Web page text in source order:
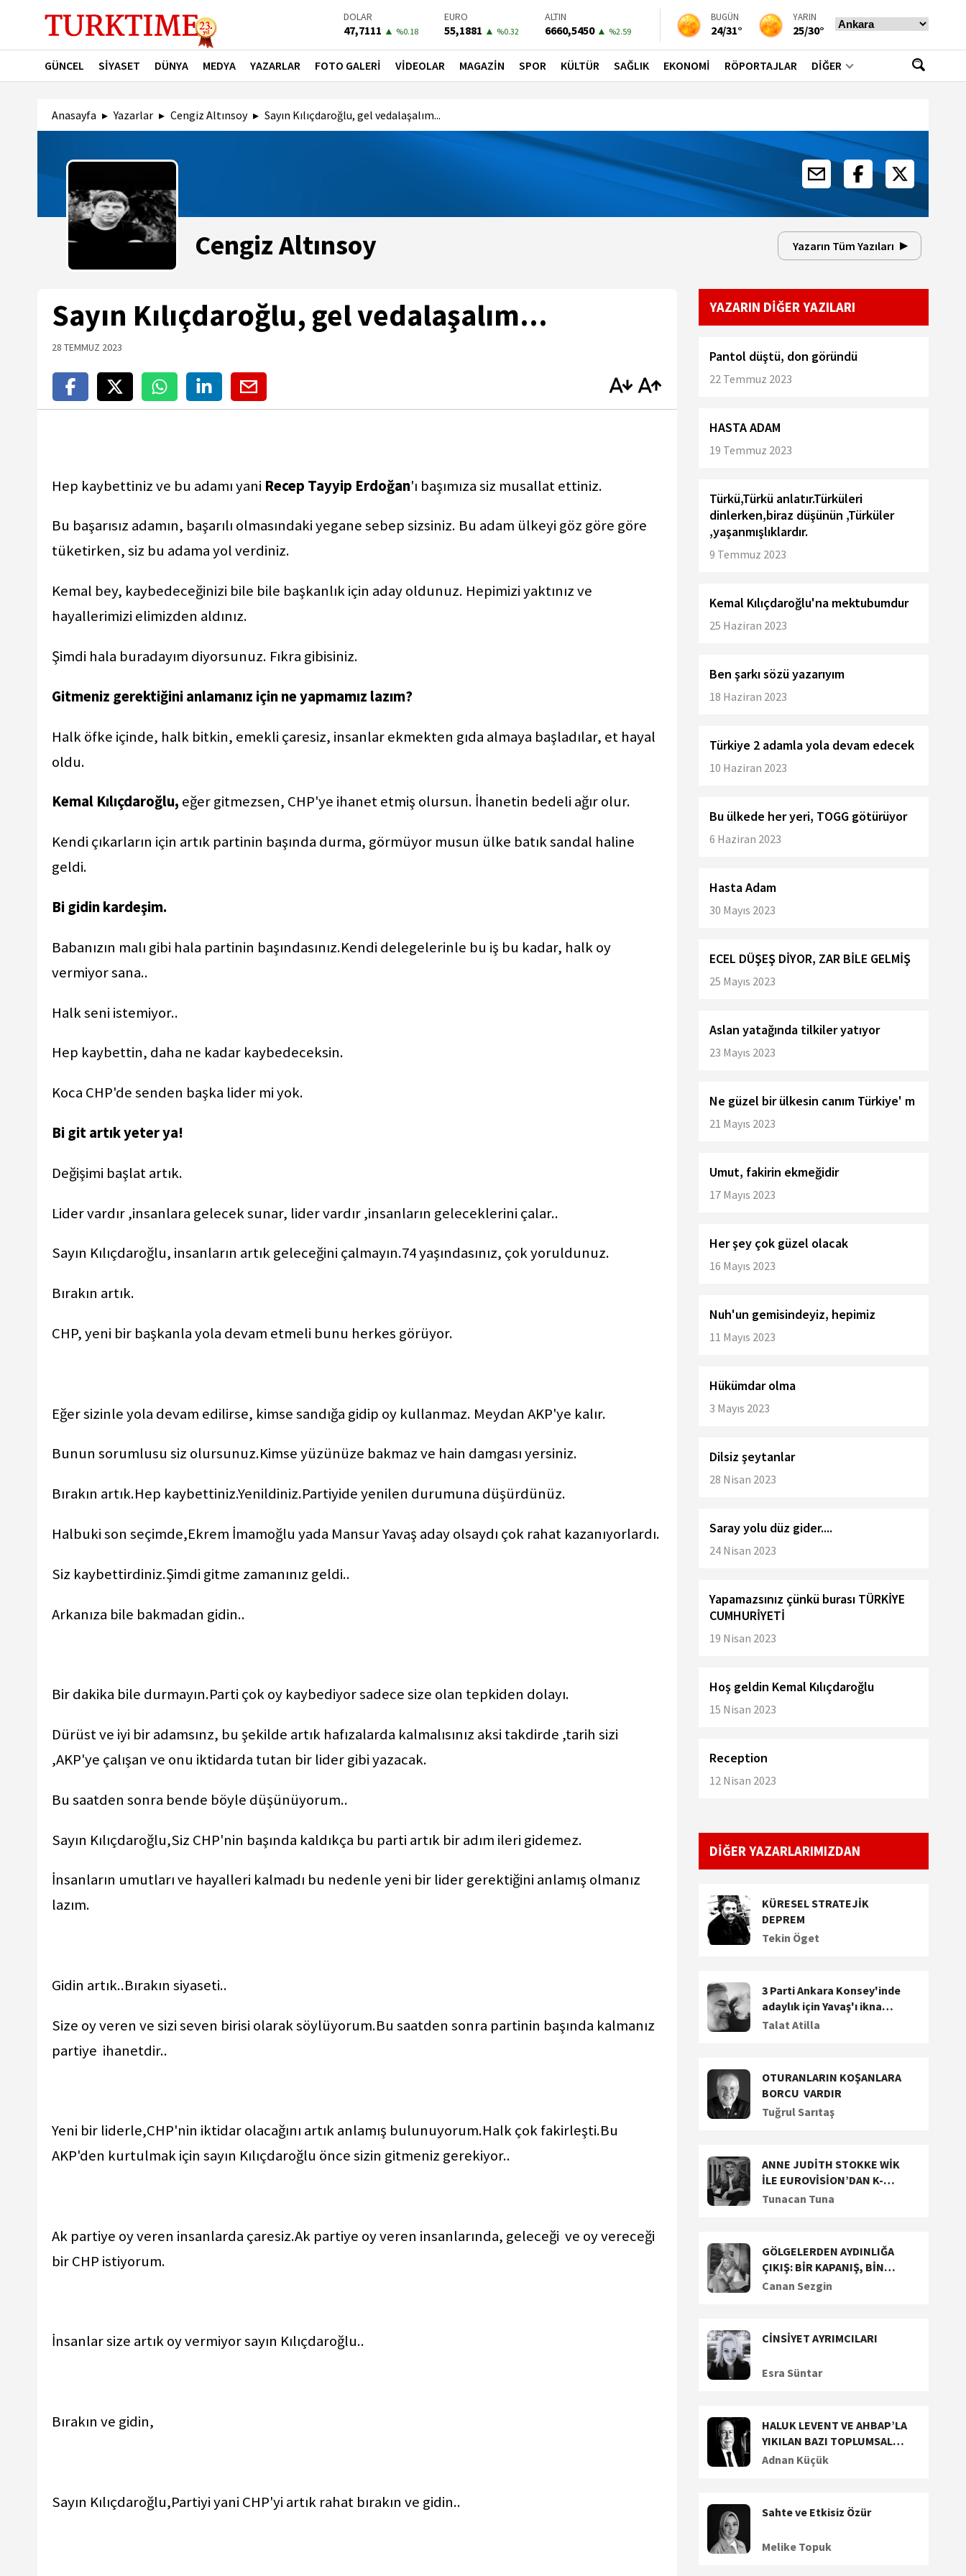
DOLAR
47,7111 ▲ %0.18
EURO
55,1881 ▲ %0.32
ALTIN
6660,5450 ▲ %2.59
BIST-100
13779,39 ▼ %-0.14
PETROL
81,4900▼ %-1.56
BONO
41,3000 ▼ %-0.55
BUGÜN
24/31°
YARIN
25/30°
GÜNCEL SİYASET DÜNYA MEDYA YAZARLAR FOTO GALERİ VİDEOLAR MAGAZİN SPOR KÜLTÜR SAĞLIK EKONOMİ RÖPORTAJLAR DİĞER
Anasayfa Yazarlar Cengiz Altınsoy Sayın Kılıçdaroğlu, gel vedalaşalım...
Cengiz Altınsoy Yazarın Tüm Yazıları
Sayın Kılıçdaroğlu, gel vedalaşalım...
28 TEMMUZ 2023
Hep kaybettiniz ve bu adamı yani Recep Tayyip Erdoğan'ı başımıza siz musallat ettiniz.
Bu başarısız adamın, başarılı olmasındaki yegane sebep sizsiniz. Bu adam ülkeyi göz göre göre
tüketirken, siz bu adama yol verdiniz.
Kemal bey, kaybedeceğinizi bile bile başkanlık için aday oldunuz. Hepimizi yaktınız ve
hayallerimizi elimizden aldınız.
Şimdi hala buradayım diyorsunuz. Fıkra gibisiniz.
Gitmeniz gerektiğini anlamanız için ne yapmamız lazım?
Halk öfke içinde, halk bitkin, emekli çaresiz, insanlar ekmekten gıda almaya başladılar, et hayal
oldu.
Kemal Kılıçdaroğlu, eğer gitmezsen, CHP'ye ihanet etmiş olursun. İhanetin bedeli ağır olur.
Kendi çıkarların için artık partinin başında durma, görmüyor musun ülke batık sandal haline
geldi.
Bi gidin kardeşim.
Babanızın malı gibi hala partinin başındasınız.Kendi delegelerinle bu iş bu kadar, halk oy
vermiyor sana..
Halk seni istemiyor..
Hep kaybettin, daha ne kadar kaybedeceksin.
Koca CHP'de senden başka lider mi yok.
Bi git artık yeter ya!
Değişimi başlat artık.
Lider vardır ,insanlara gelecek sunar, lider vardır ,insanların geleceklerini çalar..
Sayın Kılıçdaroğlu, insanların artık geleceğini çalmayın.74 yaşındasınız, çok yoruldunuz.
Bırakın artık.
CHP, yeni bir başkanla yola devam etmeli bunu herkes görüyor.
Eğer sizinle yola devam edilirse, kimse sandığa gidip oy kullanmaz. Meydan AKP'ye kalır.
Bunun sorumlusu siz olursunuz.Kimse yüzünüze bakmaz ve hain damgası yersiniz.
Bırakın artık.Hep kaybettiniz.Yenildiniz.Partiyide yenilen durumuna düşürdünüz.
Halbuki son seçimde,Ekrem İmamoğlu yada Mansur Yavaş aday olsaydı çok rahat kazanıyorlardı.
Siz kaybettirdiniz.Şimdi gitme zamanınız geldi..
Arkanıza bile bakmadan gidin..
Bir dakika bile durmayın.Parti çok oy kaybediyor sadece size olan tepkiden dolayı.
Dürüst ve iyi bir adamsınz, bu şekilde artık hafızalarda kalmalısınız aksi takdirde ,tarih sizi
,AKP'ye çalışan ve onu iktidarda tutan bir lider gibi yazacak.
Bu saatden sonra bende böyle düşünüyorum..
Sayın Kılıçdaroğlu,Siz CHP'nin başında kaldıkça bu parti artık bir adım ileri gidemez.
İnsanların umutları ve hayalleri kalmadı bu nedenle yeni bir lider gerektiğini anlamış olmanız
lazım.
Gidin artık..Bırakın siyaseti..
Size oy veren ve sizi seven birisi olarak söylüyorum.Bu saatden sonra partinin başında kalmanız
partiye ihanetdir..
Yeni bir liderle,CHP'nin iktidar olacağını artık anlamış bulunuyorum.Halk çok fakirleşti.Bu
AKP'den kurtulmak için sayın Kılıçdaroğlu önce sizin gitmeniz gerekiyor..
Ak partiye oy veren insanlarda çaresiz.Ak partiye oy veren insanlarında, geleceği ve oy vereceği
bir CHP istiyorum.
İnsanlar size artık oy vermiyor sayın Kılıçdaroğlu..
Bırakın ve gidin,
Sayın Kılıçdaroğlu,Partiyi yani CHP'yi artık rahat bırakın ve gidin..
YAZARIN DİĞER YAZILARI
Pantol düştü, don göründü
22 Temmuz 2023
HASTA ADAM
19 Temmuz 2023
Türkü,Türkü anlatır.Türküleri
dinlerken,biraz düşünün ,Türküler
,yaşanmışlıklardır.
9 Temmuz 2023
Kemal Kılıçdaroğlu'na mektubumdur
25 Haziran 2023
Ben şarkı sözü yazarıyım
18 Haziran 2023
Türkiye 2 adamla yola devam edecek
10 Haziran 2023
Bu ülkede her yeri, TOGG götürüyor
6 Haziran 2023
Hasta Adam
30 Mayıs 2023
ECEL DÜŞEŞ DİYOR, ZAR BİLE GELMİŞ
25 Mayıs 2023
Aslan yatağında tilkiler yatıyor
23 Mayıs 2023
Ne güzel bir ülkesin canım Türkiye' m
21 Mayıs 2023
Umut, fakirin ekmeğidir
17 Mayıs 2023
Her şey çok güzel olacak
16 Mayıs 2023
Nuh'un gemisindeyiz, hepimiz
11 Mayıs 2023
Hükümdar olma
3 Mayıs 2023
Dilsiz şeytanlar
28 Nisan 2023
Saray yolu düz gider....
24 Nisan 2023
Yapamazsınız çünkü burası TÜRKİYE
CUMHURİYETİ
19 Nisan 2023
Hoş geldin Kemal Kılıçdaroğlu
15 Nisan 2023
Reception
12 Nisan 2023
DİĞER YAZARLARIMIZDAN
KÜRESEL STRATEJİK
DEPREM
Tekin Öget
3 Parti Ankara Konsey'inde
adaylık için Yavaş'ı ikna
etmeye çalışıyor. Dalan'a
Talat Atilla
OTURANLARIN KOŞANLARA
BORCU VARDIR
Tuğrul Sarıtaş
ANNE JUDİTH STOKKE WİK
İLE EUROVİSİON’DAN K-
POP’A UZANAN YARATICI
Tunacan Tuna
GÖLGELERDEN AYDINLIĞA
ÇIKIŞ: BİR KAPANIŞ, BİN
BAŞLANGIÇ!
Canan Sezgin
CİNSİYET AYRIMCILARI
Esra Süntar
HALUK LEVENT VE AHBAP’LA
YIKILAN BAZI TOPLUMSAL
DEĞERLERİMİZ (1)
Adnan Küçük
Sahte ve Etkisiz Özür
Melike Topuk